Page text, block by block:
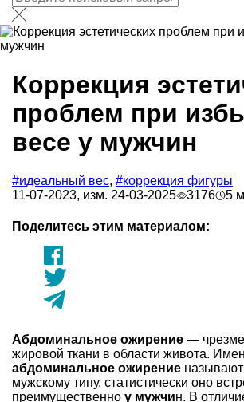
Коррекция
проблем при
весе у мужчин
#идеальный вес, #коррекция фигуры
11-07-2023, изм. 24-03-2025
3176 5
Поделитесь этим материалом:
Абдоминальное ожирение —
жировой ткани в области живота.
абдоминальное ожирение
мужскому типу, статистически оно
преимущественно у мужчин. В